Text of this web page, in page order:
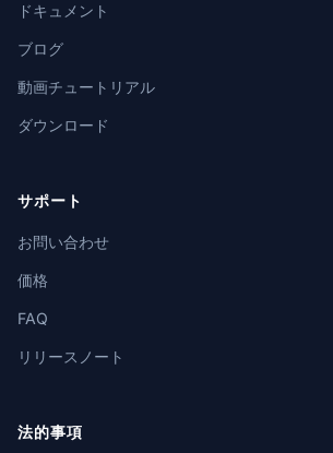
ドキュメント
ブログ
動画チュートリアル
ダウンロード
サポート
お問い合わせ
価格
FAQ
リリースノート
法的事項